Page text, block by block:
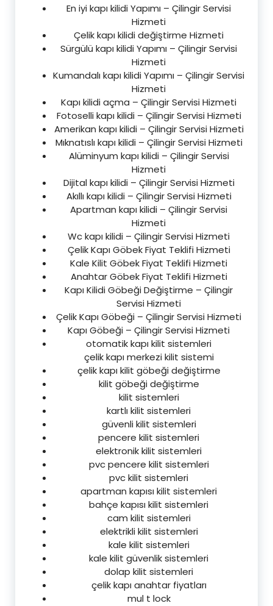
En iyi kapı kilidi Yapımı – Çilingir Servisi
Hizmeti
Çelik kapı kilidi değiştirme Hizmeti
Sürgülü kapı kilidi Yapımı – Çilingir Servisi
Hizmeti
Kumandalı kapı kilidi Yapımı – Çilingir Servisi
Hizmeti
Kapı kilidi açma – Çilingir Servisi Hizmeti
Fotoselli kapı kilidi – Çilingir Servisi Hizmeti
Amerikan kapı kilidi – Çilingir Servisi Hizmeti
Mıknatıslı kapı kilidi – Çilingir Servisi Hizmeti
Alüminyum kapı kilidi – Çilingir Servisi
Hizmeti
Dijital kapı kilidi – Çilingir Servisi Hizmeti
Akıllı kapı kilidi – Çilingir Servisi Hizmeti
Apartman kapı kilidi – Çilingir Servisi
Hizmeti
Wc kapı kilidi – Çilingir Servisi Hizmeti
Çelik Kapı Göbek Fiyat Teklifi Hizmeti
Kale Kilit Göbek Fiyat Teklifi Hizmeti
Anahtar Göbek Fiyat Teklifi Hizmeti
Kapı Kilidi Göbeği Değiştirme – Çilingir
Servisi Hizmeti
Çelik Kapı Göbeği – Çilingir Servisi Hizmeti
Kapı Göbeği – Çilingir Servisi Hizmeti
otomatik kapı kilit sistemleri
çelik kapı merkezi kilit sistemi
çelik kapı kilit göbeği değiştirme
kilit göbeği değiştirme
kilit sistemleri
kartlı kilit sistemleri
güvenli kilit sistemleri
pencere kilit sistemleri
elektronik kilit sistemleri
pvc pencere kilit sistemleri
pvc kilit sistemleri
apartman kapısı kilit sistemleri
bahçe kapısı kilit sistemleri
cam kilit sistemleri
elektrikli kilit sistemleri
kale kilit sistemleri
kale kilit güvenlik sistemleri
dolap kilit sistemleri
çelik kapı anahtar fiyatları
mul t lock